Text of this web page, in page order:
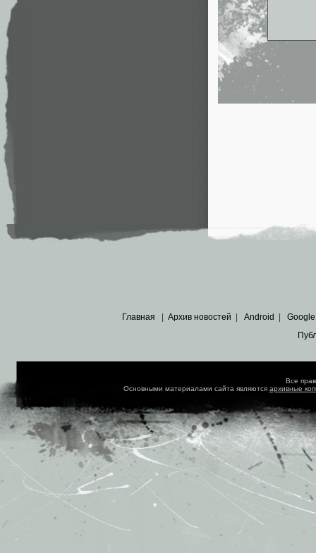
Главная Архив новостей Android Google
Все
Основными материалами сайта являются архивные